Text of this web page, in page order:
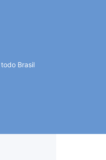
Brasil